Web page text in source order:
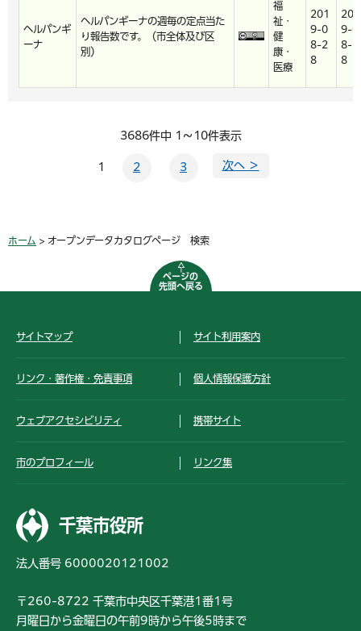
ヘルパンギ
ーナ
ヘルパンギーナの週毎の定点当た
り報告数です。（市全体及び区
別）
福
祉・
健
康・
医療
201
9-0
8-2
8
201
9-0
8-2
8
3686件中 1～10件表示
1 2 3 次へ ＞
ホーム > オープンデータカタログページ 検索
ページの
先頭へ戻る
サイトマップ サイト利用案内
リンク・著作権・免責事項 個人情報保護方針
ウェブアクセシビリティ 携帯サイト
市のプロフィール リンク集
千葉市役所
法人番号 6000020121002
〒260-8722 千葉市中央区千葉港1番1号
月曜日から金曜日の午前9時から午後5時まで